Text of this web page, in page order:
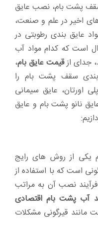
پشت بام‌، نصب عایق
اخیر در علم و صنعت،
عایق بندی رطوبتی در
است که کدام مواد آب
جدای ازقیمت عایق بام،
بندی سقف پشت بام را
اورتان، عایق سیمانی
نانو پشت بام و عایق
یکی از روش های رایج
است که با استفاده از
نصب آن به مراتب
پشت بام اقتصادی
مانند قیرگونی مشکلات